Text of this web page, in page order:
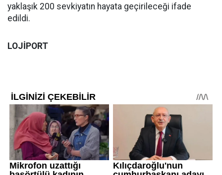
yaklaşık 200 sevkiyatın hayata geçirileceği ifade
edildi.
LOJİPORT